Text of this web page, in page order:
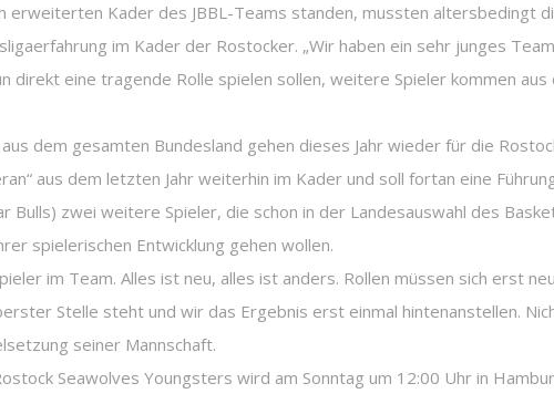
erweiterten Kader des JBBL-Teams standen, mussten altersbedingt
im Kader der Rostocker. „Wir haben ein sehr junges
direkt eine tragende Rolle spielen sollen, weitere Spieler kommen
dem gesamten Bundesland gehen dieses Jahr wieder für die
aus dem letzten Jahr weiterhin im Kader und soll fortan eine
Bulls) zwei weitere Spieler, die schon in der Landesauswahl des
spielerischen Entwicklung gehen wollen.
im Team. Alles ist neu, alles ist anders. Rollen müssen sich erst
Stelle steht und wir das Ergebnis erst einmal hintenanstellen.
seiner Mannschaft.
Seawolves Youngsters wird am Sonntag um 12:00 Uhr in